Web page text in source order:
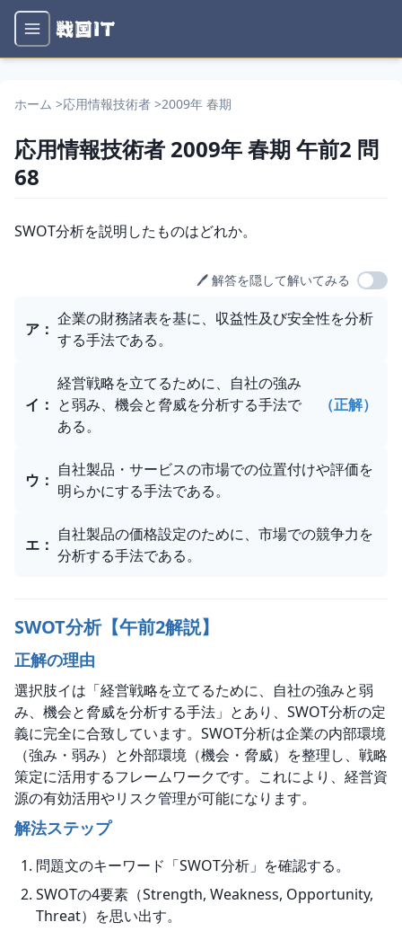
ホーム >応用情報技術者 >2009年 春期
応用情報技術者 2009年 春期午前2 問
68
問題文
SWOT分析を説明したものはどれか。
🖊️ 解答を隠して解いてみる
選択肢
ア ：
企業の財務諸表を基に、収益性及び安全性を分析
する手法である。
イ ：
経営戦略を立てるために、自社の強み
と弱み、機会と脅威を分析する手法で
ある。
（正解）
ウ ：
自社製品・サービスの市場での位置付けや評価を
明らかにする手法である。
エ ：
自社製品の価格設定のために、市場での競争力を
分析する手法である。
SWOT分析【午前2解説】
正解の理由
選択肢イは「経営戦略を立てるために、自社の強みと弱
み、機会と脅威を分析する手法」とあり、SWOT分析の定
義に完全に合致しています。SWOT分析は企業の内部環境
（強み・弱み）と外部環境（機会・脅威）を整理し、戦略
策定に活用するフレームワークです。これにより、経営資
源の有効活用やリスク管理が可能になります。
解法ステップ
問題文のキーワード「SWOT分析」を確認する。
SWOTの4要素（Strength, Weakness, Opportunity,
Threat）を思い出す。